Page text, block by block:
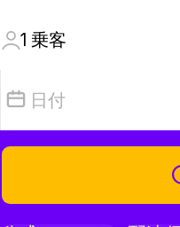
1 乗客
日付